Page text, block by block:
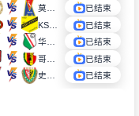
已结束
已结束
已结束
已结束
已结束